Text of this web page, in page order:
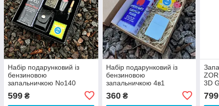
Набір подарунковий із
бензиновою
запальничкою No140
599 ₴
Набір подарунковий із
бензиновою
запальничкою 4в1
360₴
3D
799